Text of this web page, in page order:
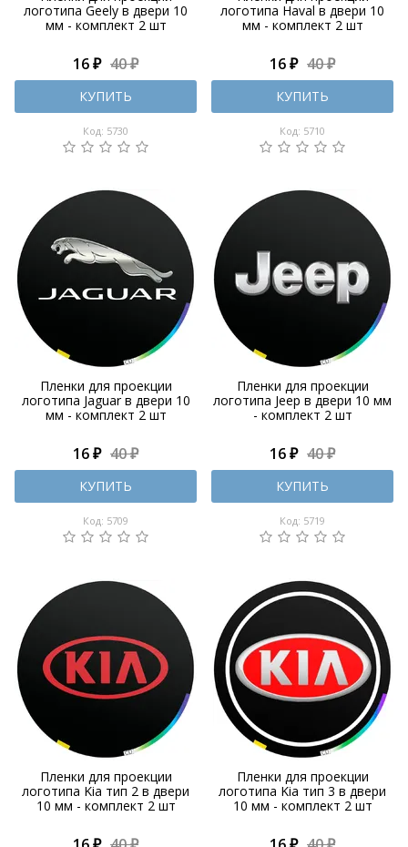
логотипа Geely в двери 10
мм - комплект 2 шт
16 ₽ 40 ₽
КУПИТЬ
Код: 5730
логотипа Haval в двери 10
мм - комплект 2 шт
16 ₽ 40 ₽
КУПИТЬ
Код: 5710
Пленки для проекции
логотипа Jaguar в двери 10
мм - комплект 2 шт
16 ₽ 40 ₽
КУПИТЬ
Код: 5709
Пленки для проекции
логотипа Jeep в двери 10 мм
- комплект 2 шт
16 ₽ 40 ₽
КУПИТЬ
Код: 5719
Пленки для проекции
логотипа Kia тип 2 в двери
10 мм - комплект 2 шт
Пленки для проекции
логотипа Kia тип 3 в двери
10 мм - комплект 2 шт